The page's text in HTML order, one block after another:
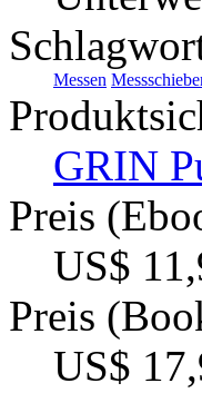
Messen
GRIN
Preis
US$
Preis
US$